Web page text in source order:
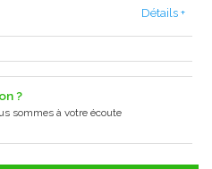
Détails +
?
sommes à votre écoute